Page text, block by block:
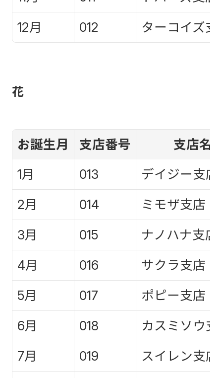
12月
012 ターコイズ支
花
お誕生月 支店番号
支店名
1月
013
デイジー支店
2月
014
ミモザ支店
3月
015
ナノハナ支店
4月
016
サクラ支店
5月
017
ポピー支店
6月
018
カスミソウ支
7月
019
スイレン支店